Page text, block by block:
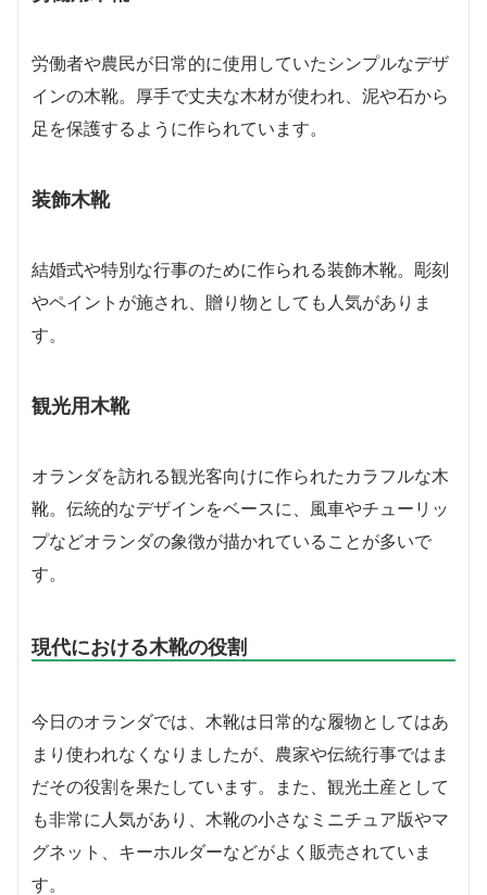
労働者や農民が日常的に使用していたシンプルなデザ
インの木靴。厚手で丈夫な木材が使われ、泥や石から
足を保護するように作られています。
装飾木靴
結婚式や特別な行事のために作られる装飾木靴。彫刻
やペイントが施され、贈り物としても人気がありま
す。
観光用木靴
オランダを訪れる観光客向けに作られたカラフルな木
靴。伝統的なデザインをベースに、風車やチューリッ
プなどオランダの象徴が描かれていることが多いで
す。
現代における木靴の役割
今日のオランダでは、木靴は日常的な履物としてはあ
まり使われなくなりましたが、農家や伝統行事ではま
だその役割を果たしています。また、観光土産として
も非常に人気があり、木靴の小さなミニチュア版やマ
グネット、キーホルダーなどがよく販売されていま
す。